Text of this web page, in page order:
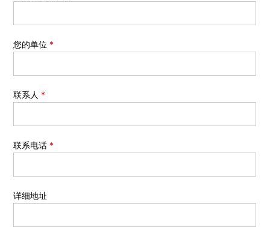
您的单位 *
联系人 *
联系电话 *
详细地址